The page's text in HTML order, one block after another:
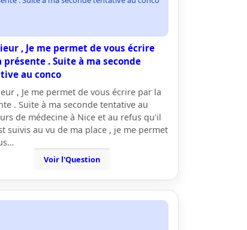
, Je me permet de vous écrire
présente . Suite à ma seconde
au conco
, Je me permet de vous écrire par la
. Suite à ma seconde tentative au
de médecine à Nice et au refus qu'il
suivis au vu de ma place , je me permet
Voir l'Question